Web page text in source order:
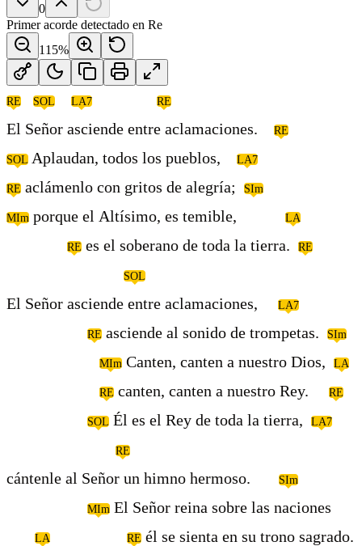
0
Primer acorde detectado en Re
115%
RE SOL LA7 RE
El Señor asciende entre aclamaciones. RE
SOL Aplaudan, todos los pueblos, LA7
RE aclámenlo con gritos de alegría; SIm
MIm porque el Altísimo, es temible, LA
RE es el soberano de toda la tierra. RE
SOL
El Señor asciende entre aclamaciones, LA7
RE asciende al sonido de trompetas. SIm
MIm Canten, canten a nuestro Dios, LA
RE canten, canten a nuestro Rey. RE
SOL Él es el Rey de toda la tierra, LA7
RE
cántenle al Señor un himno hermoso. SIm
MIm El Señor reina sobre las naciones
LA RE él se sienta en su trono sagrado.